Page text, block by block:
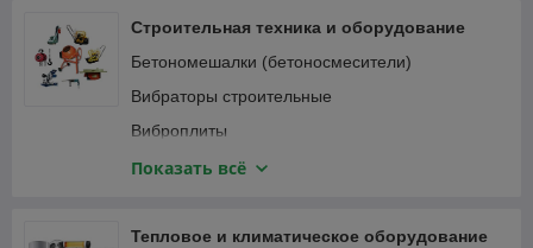
Монтажный инструмент
Мусоропровод
Наборы ручного инструмента
Паяльники, оловоотсосы
Пневматический инструмент
Столярно-слесарный инструмент
Строительная техника и оборудование
Бетономешалки (бетоносмесители)
Вибраторы строительные
Виброплиты
Виброрейки
Генераторы и электростанции
Показать всё
Тепловое и климатическое оборудование